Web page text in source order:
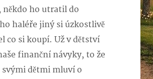
někdo ho utratil do
haléře jiný si úzkostlivě
co si koupí. Už v dětství
finanční návyky, to že
svými dětmi mluví o